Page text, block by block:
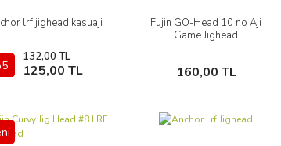
lrf jighead kasuaji
132,00 TL
125,00 TL
İncele
Sepete Ekle
Fujin GO-Head 10 no Aji
Game Jighead
160,00 TL
İncele
Sepete Ekle